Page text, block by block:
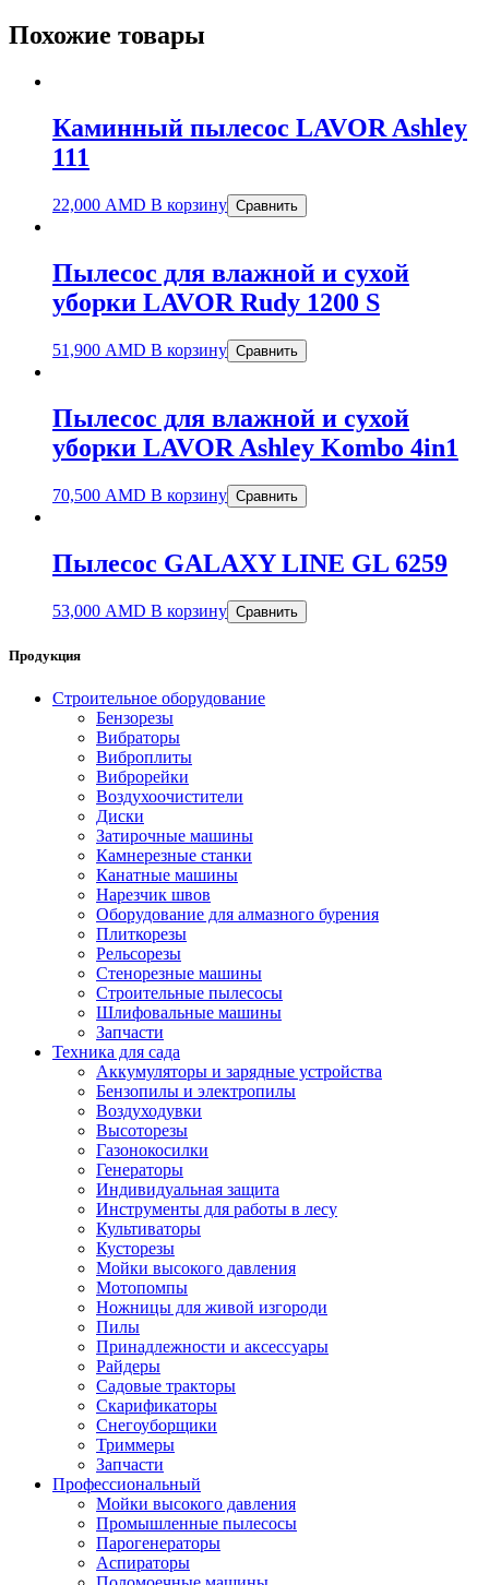
Похожие товары
Каминный пылесос LAVOR Ashley
111
22,000 AMD В корзину Сравнить
Пылесос для влажной и сухой
уборки LAVOR Rudy 1200 S
51,900 AMD В корзину Сравнить
Пылесос для влажной и сухой
уборки LAVOR Ashley Kombo 4in1
70,500 AMD В корзину Сравнить
Пылесос GALAXY LINE GL 6259
53,000 AMD В корзину Сравнить
Продукция
Строительное оборудование
Бензорезы
Вибраторы
Виброплиты
Виброрейки
Воздухоочистители
Диски
Затирочные машины
Камнерезные станки
Канатные машины
Нарезчик швов
Оборудование для алмазного бурения
Плиткорезы
Рельсорезы
Стенорезные машины
Строительные пылесосы
Шлифовальные машины
Запчасти
Техника для сада
Аккумуляторы и зарядные устройства
Бензопилы и электропилы
Воздуходувки
Высоторезы
Газонокосилки
Генераторы
Индивидуальная защита
Инструменты для работы в лесу
Культиваторы
Кусторезы
Мойки высокого давления
Мотопомпы
Ножницы для живой изгороди
Пилы
Принадлежности и аксессуары
Райдеры
Садовые тракторы
Скарификаторы
Снегоуборщики
Триммеры
Запчасти
Профессиональный
Мойки высокого давления
Промышленные пылесосы
Парогенераторы
Аспираторы